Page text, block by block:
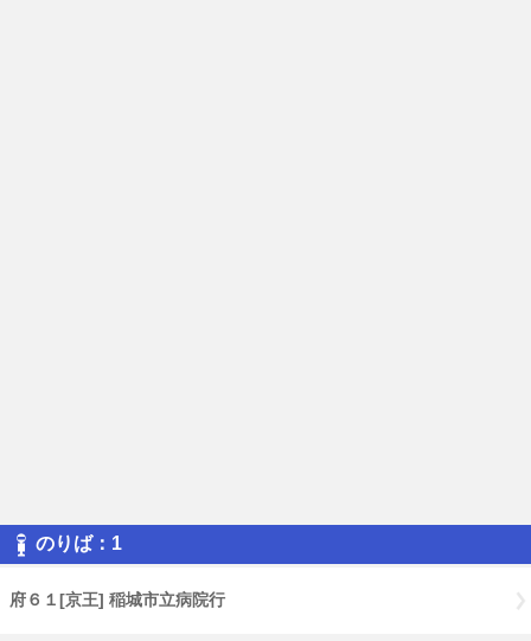
のりば：1
府６１[京王] 稲城市立病院行